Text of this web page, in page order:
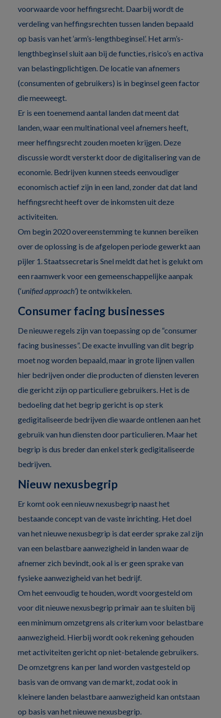
voorwaarde voor heffingsrecht. Daarbij wordt de
verdeling van heffingsrechten tussen landen bepaald
op basis van het ‘arm’s-lengthbeginsel’. Het arm’s-
lengthbeginsel sluit aan bij de functies, risico’s en activa
van belastingplichtigen. De locatie van afnemers
(consumenten of gebruikers) is in beginsel geen factor
die meeweegt.
Er is een toenemend aantal landen dat meent dat
landen, waar een multinational veel afnemers heeft,
meer heffingsrecht zouden moeten krijgen. Deze
discussie wordt versterkt door de digitalisering van de
economie. Bedrijven kunnen steeds eenvoudiger
economisch actief zijn in een land, zonder dat dat land
heffingsrecht heeft over de inkomsten uit deze
activiteiten.
Om begin 2020 overeenstemming te kunnen bereiken
over de oplossing is de afgelopen periode gewerkt aan
pijler 1. Staatssecretaris Snel meldt dat het is gelukt om
een raamwerk voor een gemeenschappelijke aanpak
(‘unified approach’) te ontwikkelen.
Consumer facing businesses
De nieuwe regels zijn van toepassing op de “consumer
facing businesses”. De exacte invulling van dit begrip
moet nog worden bepaald, maar in grote lijnen vallen
hier bedrijven onder die producten of diensten leveren
die gericht zijn op particuliere gebruikers. Het is de
bedoeling dat het begrip gericht is op sterk
gedigitaliseerde bedrijven die waarde ontlenen aan het
gebruik van hun diensten door particulieren. Maar het
begrip is dus breder dan enkel sterk gedigitaliseerde
bedrijven.
Nieuw nexusbegrip
Er komt ook een nieuw nexusbegrip naast het
bestaande concept van de vaste inrichting. Het doel
van het nieuwe nexusbegrip is dat eerder sprake zal zijn
van een belastbare aanwezigheid in landen waar de
afnemer zich bevindt, ook al is er geen sprake van
fysieke aanwezigheid van het bedrijf.
Om het eenvoudig te houden, wordt voorgesteld om
voor dit nieuwe nexusbegrip primair aan te sluiten bij
een minimum omzetgrens als criterium voor belastbare
aanwezigheid. Hierbij wordt ook rekening gehouden
met activiteiten gericht op niet-betalende gebruikers.
De omzetgrens kan per land worden vastgesteld op
basis van de omvang van de markt, zodat ook in
kleinere landen belastbare aanwezigheid kan ontstaan
op basis van het nieuwe nexusbegrip.